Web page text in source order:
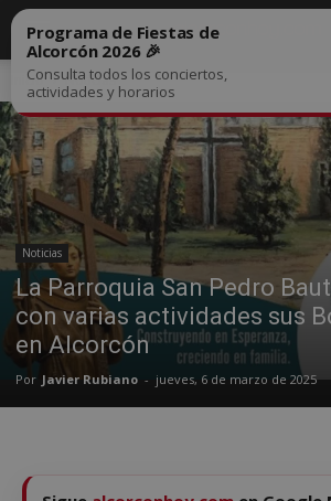
Inicio Noticias
Noticias
La Parroquia San Pedro
con varias actividades sus
en Alcorcón
Por Javier Rubiano - jueves, 6 de marzo de 2025
Programa de Fiestas de
Alcorcón 2026 🎉
Consulta todos los conciertos,
actividades y horarios